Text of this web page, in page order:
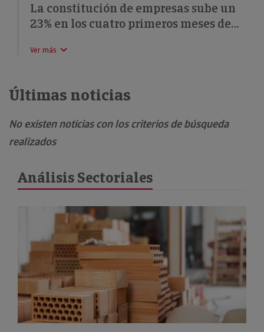
La constitución de empresas sube un
23% en los cuatro primeros meses de
Ver más
Últimas noticias
No existen noticias con los criterios de búsqueda
realizados
Análisis Sectoriales